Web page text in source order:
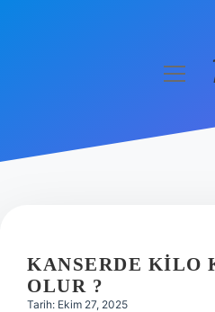
Hakkımızda
KANSERDE KILO
OLUR ?
Tarih: Ekim 27, 2025